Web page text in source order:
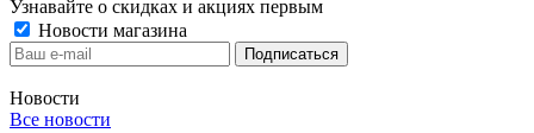
Узнавайте о скидках и акциях первым
Новости магазина
Новости
Все новости